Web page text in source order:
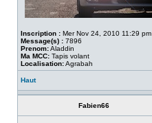
Inscription : Mer Nov 24, 2010 11:29 pm
Message(s) : 7896
Prenom:Aladdin
Ma MCC: Tapis volant
Localisation:Agrabah
Haut
Fabien66